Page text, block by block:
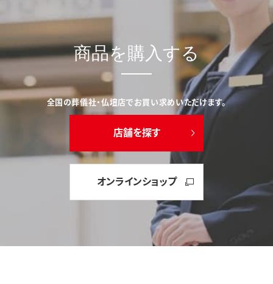
商品を購入する
全国の葬儀社・仏壇店でお買い求めいただけます。
店舗を探す
オンラインショップ